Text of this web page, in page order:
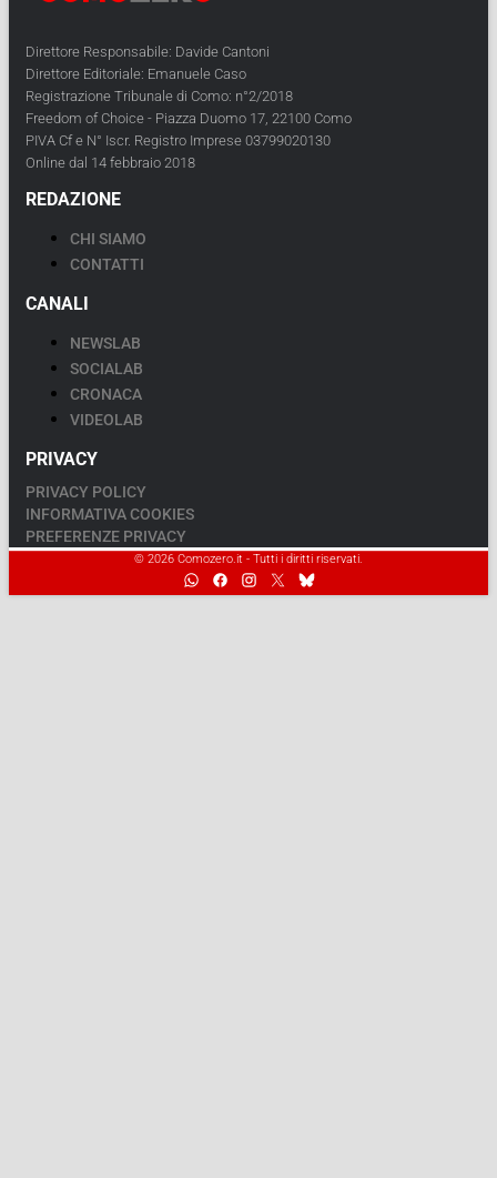
Direttore Responsabile: Davide Cantoni
Direttore Editoriale: Emanuele Caso
Registrazione Tribunale di Como: n°2/2018
Freedom of Choice - Piazza Duomo 17, 22100 Como
PIVA Cf e N° Iscr. Registro Imprese 03799020130
Online dal 14 febbraio 2018
REDAZIONE
CHI SIAMO
CONTATTI
CANALI
NEWSLAB
SOCIALAB
CRONACA
VIDEOLAB
PRIVACY
PRIVACY POLICY
INFORMATIVA COOKIES
PREFERENZE PRIVACY
© 2026 Comozero.it - Tutti i diritti riservati.